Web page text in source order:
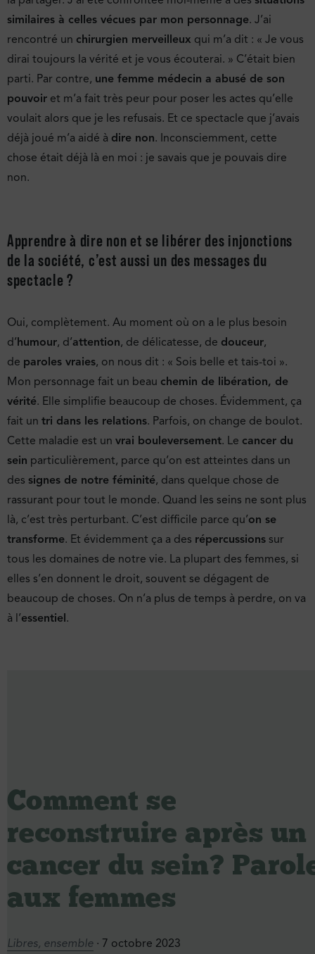
similaires à celles vécues par mon personnage. J’ai
rencontré un chirurgien merveilleux qui m’a dit : « Je vous
dirai toujours la vérité et je vous écouterai. » C’était bien
parti. Par contre, une femme médecin a abusé de son
pouvoir et m’a fait très peur pour poser les actes qu’elle
voulait alors que je les refusais. Et ce spectacle que j’avais
déjà joué m’a aidé à dire non. Inconsciemment, cette
chose était déjà là en moi : je savais que je pouvais dire
non.
Apprendre à dire non et se libérer des injonctions
de la société, c’est aussi un des messages du
spectacle ?
Oui, complètement. Au moment où on a le plus besoin
d’humour, d’attention, de délicatesse, de douceur,
de paroles vraies, on nous dit : « Sois belle et tais-toi ».
Mon personnage fait un beau chemin de libération, de
vérité. Elle simplifie beaucoup de choses. Évidemment, ça
fait un tri dans les relations. Parfois, on change de boulot.
Cette maladie est un vrai bouleversement. Le cancer du
sein particulièrement, parce qu’on est atteintes dans un
des signes de notre féminité, dans quelque chose de
rassurant pour tout le monde. Quand les seins ne sont plus
là, c’est très perturbant. C’est difficile parce qu’on se
transforme. Et évidemment ça a des répercussions sur
tous les domaines de notre vie. La plupart des femmes, si
elles s’en donnent le droit, souvent se dégagent de
beaucoup de choses. On n’a plus de temps à perdre, on va
à l’essentiel.
Comment se
reconstruire après un
cancer du sein ?
aux femmes
Libres, ensemble · 7 octobre 2023